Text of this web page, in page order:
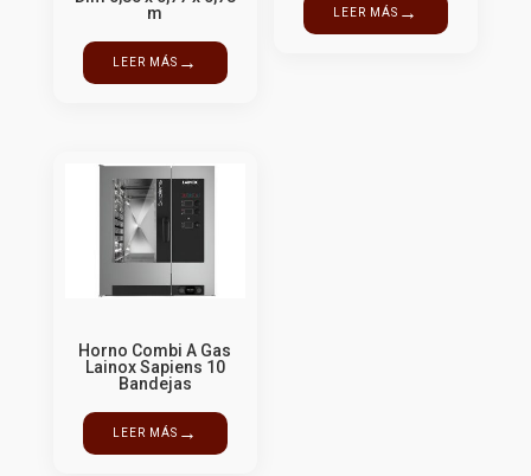
m
LEER MÁS →
LEER MÁS →
Horno Combi A Gas
Lainox Sapiens 10
Bandejas
LEER MÁS →